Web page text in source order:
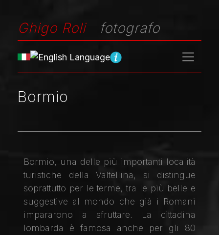
Ghigo Roli fotografo
Bormio
Bormio, una delle più importanti località
turistiche della Valtellina, si distingue
soprattutto per le terme, tra le più belle e
suggestive al mondo che già i Romani
impararono a sfruttare. La cittadina
lombarda è famosa anche per gli 80